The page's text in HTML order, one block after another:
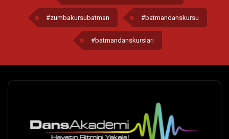
#zumbakursubatman #batmandanskursu
#batmandanskursları